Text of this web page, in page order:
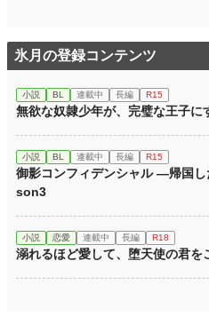
氷月の登録コンテンツ
小説 BL 連載中 長編 R15
無欲な奴隷少年が、完璧な王子に
小説 BL 連載中 長編 R15
御影コンフィデンシャル ―帰国
son3
小説 恋愛 連載中 長編 R18
溺れるほど愛して、堕天使の君を